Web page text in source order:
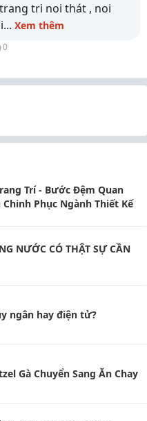
tri noi thát , noi
... Xem thêm
0
Trí - Bước Đệm Quan
Phục Ngành Thiết Kế
NƯỚC CÓ THẬT SỰ CẦN
ngân hay điện tử?
Gà Chuyển Sang Ăn Chay